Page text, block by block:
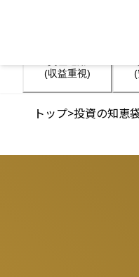
(収益重視)
(
トップ>投資の知恵